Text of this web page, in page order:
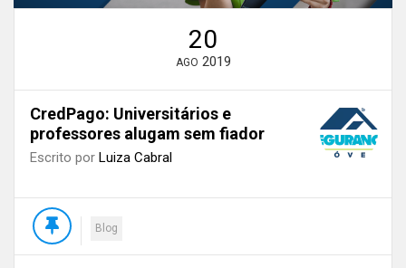
20
AGO 2019
CredPago: Universitários e
professores alugam sem fiador
Escrito por Luiza Cabral
Blog